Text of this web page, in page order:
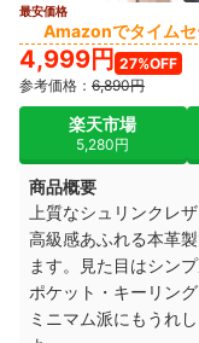
最安価格
Amazonでタイムセ
4,999円 27%OFF
参考価格： 6,890円
楽天市場
5,280円
商品概要
上質なシュリンクレ
高級感あふれる本革
ます。見た目はシン
ポケット・キーリン
ミニマム派にもうれ